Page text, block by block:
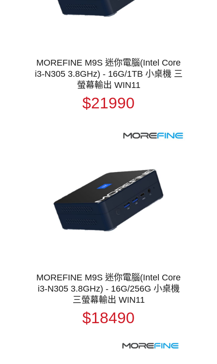
MOREFINE M9S 迷你電腦(Intel Core
i3-N305 3.8GHz) - 16G/1TB 小桌機 三
螢幕輸出 WIN11
$21990
MOREFINE M9S 迷你電腦(Intel Core
i3-N305 3.8GHz) - 16G/256G 小桌機
三螢幕輸出 WIN11
$18490